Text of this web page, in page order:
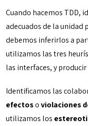
Cuando hacemos TDD,
adecuados de la unidad
debemos inferirlos a
utilizamos las tres
las interfaces, y
Identificamos las
efectosoviolaciones
utilizamos los